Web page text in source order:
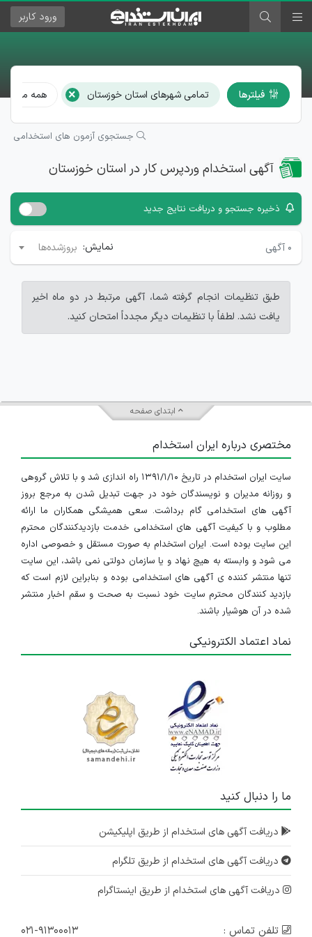
ورود کاربر
فیلترها تمامی شهرهای استان خوزستان × همه مشاغل
جستجوی آزمون های استخدامی
آگهی استخدام وردپرس کار در استان خوزستان
ذخیره جستجو و دریافت نتایج جدید
۰ آگهی نمایش: بروزشده‌ها
طبق تنظیمات انجام گرفته شما، آگهی مرتبط در دو ماه اخیر
یافت نشد. لطفاً با تنظیمات دیگر مجدداً امتحان کنید.
ابتدای صفحه
مختصری درباره ایران استخدام
سایت ایران استخدام در تاریخ ۱۳۹۱/۱/۱۰ راه اندازی شد و با تلاش گروهی
و روزانه مدیران و نویسندگان خود در جهت تبدیل شدن به مرجع بروز
آگهی های استخدامی گام برداشت. سعی همیشگی همکاران ما ارائه
مطلوب و با کیفیت آگهی های استخدامی خدمت بازدیدکنندگان محترم
این سایت بوده است. ایران استخدام به صورت مستقل و خصوصی اداره
می شود و وابسته به هیچ نهاد و یا سازمان دولتی نمی باشد، این سایت
تنها منتشر کننده ی آگهی های استخدامی بوده و بنابراین لازم است که
بازدید کنندگان محترم سایت خود نسبت به صحت و سقم اخبار منتشر
شده در آن هوشیار باشند.
نماد اعتماد الکترونیکی
ما را دنبال کنید
دریافت آگهی های استخدام از طریق اپلیکیشن
دریافت آگهی های استخدام از طریق تلگرام
دریافت آگهی های استخدام از طریق اینستاگرام
تلفن تماس : ۰۲۱-۹۱۳۰۰۰۱۳